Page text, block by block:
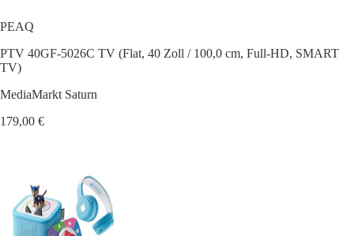
PEAQ
PTV 40GF-5026C TV (Flat, 40 Zoll / 100,0 cm, Full-HD, SMART
TV)
MediaMarkt Saturn
179,00 €